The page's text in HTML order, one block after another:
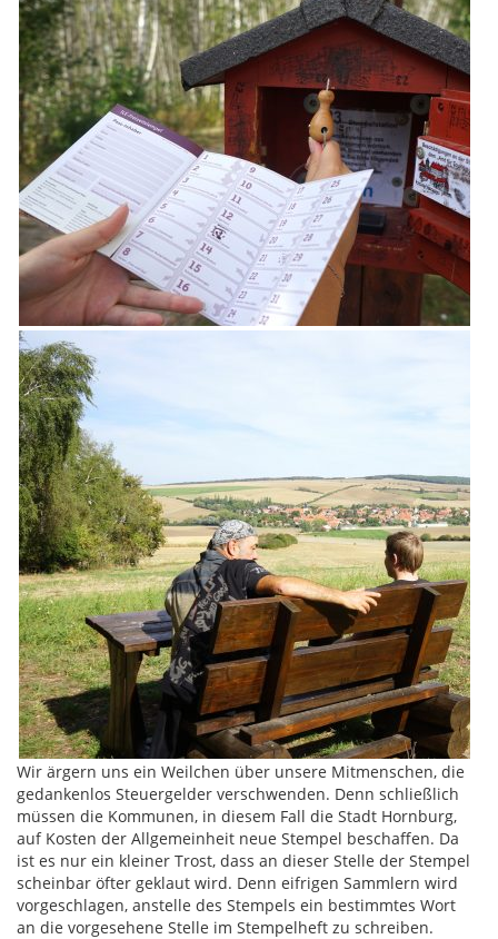
Wir ärgern uns ein Weilchen über unsere Mitmenschen, die
gedankenlos Steuergelder verschwenden. Denn schließlich
müssen die Kommunen, in diesem Fall die Stadt Hornburg,
auf Kosten der Allgemeinheit neue Stempel beschaffen. Da
ist es nur ein kleiner Trost, dass an dieser Stelle der Stempel
scheinbar öfter geklaut wird. Denn eifrigen Sammlern wird
vorgeschlagen, anstelle des Stempels ein bestimmtes Wort
an die vorgesehene Stelle im Stempelheft zu schreiben.